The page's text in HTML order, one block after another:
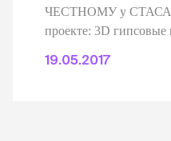
ЧЕСТНОМУ у
проекте: 3D
19.05.2017